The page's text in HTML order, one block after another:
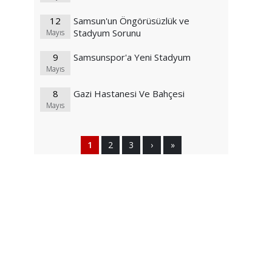
12
Mayıs
Samsun'un Öngörüsüzlük ve
Stadyum Sorunu
9
Mayıs
Samsunspor'a Yeni Stadyum
8
Mayıs
Gazi Hastanesi Ve Bahçesi
1 2 3 › »